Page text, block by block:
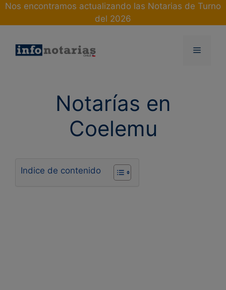
Skip
Nos encontramos actualizando las Notarias de Turno
del 2026
Menu
Notarías en
Coelemu
Indice de contenido